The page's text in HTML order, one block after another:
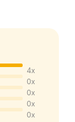
4x
0x
0x
0x
0x